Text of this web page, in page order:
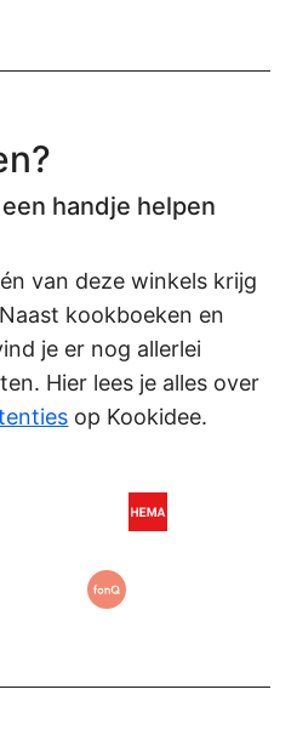
handje helpen
van deze winkels krijg
kookboeken en
je er nog allerlei
Hier lees je alles over
op Kookidee.